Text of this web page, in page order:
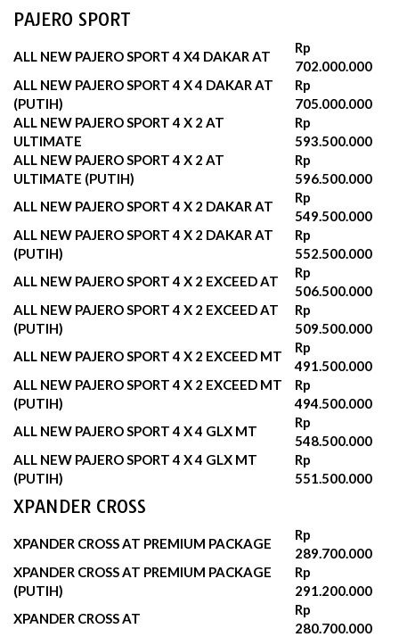
PAJERO SPORT
ALL NEW PAJERO SPORT 4 X4 DAKAR AT
Rp
702.000.000
ALL NEW PAJERO SPORT 4 X 4 DAKAR AT
(PUTIH)
Rp
705.000.000
ALL NEW PAJERO SPORT 4 X 2 AT
ULTIMATE
Rp
593.500.000
ALL NEW PAJERO SPORT 4 X 2 AT
ULTIMATE (PUTIH)
Rp
596.500.000‬
ALL NEW PAJERO SPORT 4 X 2 DAKAR AT
Rp
549.500.000
ALL NEW PAJERO SPORT 4 X 2 DAKAR AT
(PUTIH)
Rp
552.500.000‬
ALL NEW PAJERO SPORT 4 X 2 EXCEED AT
Rp
506.500.000
ALL NEW PAJERO SPORT 4 X 2 EXCEED AT
(PUTIH)
Rp
509.500.000‬
ALL NEW PAJERO SPORT 4 X 2 EXCEED MT
Rp
491.500.000
ALL NEW PAJERO SPORT 4 X 2 EXCEED MT
(PUTIH)
Rp
494.500.000‬
ALL NEW PAJERO SPORT 4 X 4 GLX MT
Rp
548.500.000
ALL NEW PAJERO SPORT 4 X 4 GLX MT
(PUTIH)
Rp
551.500.000‬
XPANDER CROSS
XPANDER CROSS AT PREMIUM PACKAGE
Rp
289.700.000‬
XPANDER CROSS AT PREMIUM PACKAGE
(PUTIH)
Rp
291.200.000‬
XPANDER CROSS AT
Rp
280.700.000‬